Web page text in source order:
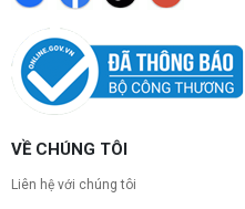
VỀ CHÚNG TÔI
Liên hệ với chúng tôi